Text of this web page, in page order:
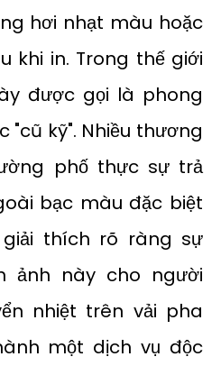
hơi nhạt màu hoặc
khi in. Trong thế giới
được gọi là phong
"cũ kỹ". Nhiều thương
phố thực sự trả
bạc màu đặc biệt
thích rõ ràng sự
ảnh này cho người
nhiệt trên vải pha
một dịch vụ độc